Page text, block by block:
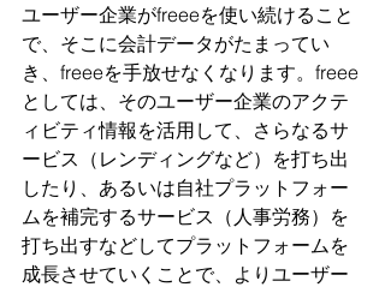
ユーザー企業がfreeeを使い続けること
で、そこに会計データがたまってい
き、freeeを手放せなくなります。freee
としては、そのユーザー企業のアクテ
ィビティ情報を活用して、さらなるサ
ービス（レンディングなど）を打ち出
したり、あるいは自社プラットフォー
ムを補完するサービス（人事労務）を
打ち出すなどしてプラットフォームを
成長させていくことで、よりユーザー